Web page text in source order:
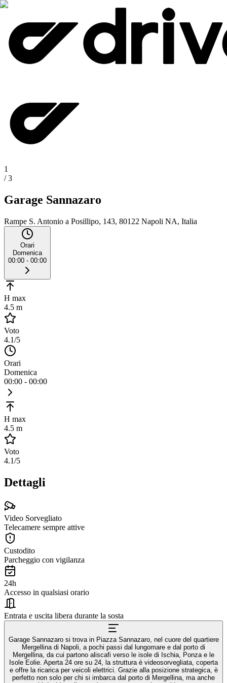
1
/3
Garage Sannazaro
Rampe S. Antonio a Posillipo, 143, 80122 Napoli NA, Italia
Orari
Domenica
00:00 - 00:00
H max
4.5 m
Voto
4.1/5
Orari
Domenica
00:00 - 00:00
H max
4.5 m
Voto
4.1/5
Dettagli
Video Sorvegliato
Telecamere sempre attive
Custodito
Parcheggio con vigilanza
24h
Accesso in qualsiasi orario
Entrata e uscita libera durante la sosta
Garage Sannazaro si trova in Piazza Sannazaro, nel cuore del quartiere
Mergellina di Napoli, a pochi passi dal lungomare e dal porto di
Mergellina, da cui partono aliscafi verso le isole di Ischia, Ponza e le
Isole Eolie. Aperta 24 ore su 24, la struttura è videosorvegliata, coperta
e offre la ricarica per veicoli elettrici. Grazie alla posizione strategica, è
perfetto non solo per chi si imbarca dal porto di Mergellina, ma anche